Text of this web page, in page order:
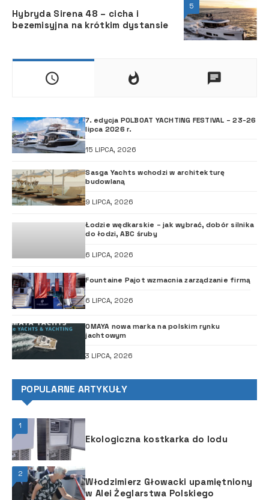
5
Hybryda Sirena 48 – cicha i
bezemisyjna na krótkim dystansie
7. edycja POLBOAT YACHTING FESTIVAL – 23-26
lipca 2026 r.
15 LIPCA, 2026
Sasga Yachts wchodzi w architekturę
budowlaną
9 LIPCA, 2026
Łodzie wędkarskie – jak wybrać, dobór silnika
do łodzi, ABC śruby
6 LIPCA, 2026
Fountaine Pajot wzmacnia zarządzanie firmą
6 LIPCA, 2026
OMAYA nowa marka na polskim rynku
jachtowym
3 LIPCA, 2026
POPULARNE ARTYKUŁY
1
Ekologiczna kostkarka do lodu
2
Włodzimierz Głowacki upamiętniony
w Alei Żeglarstwa Polskiego